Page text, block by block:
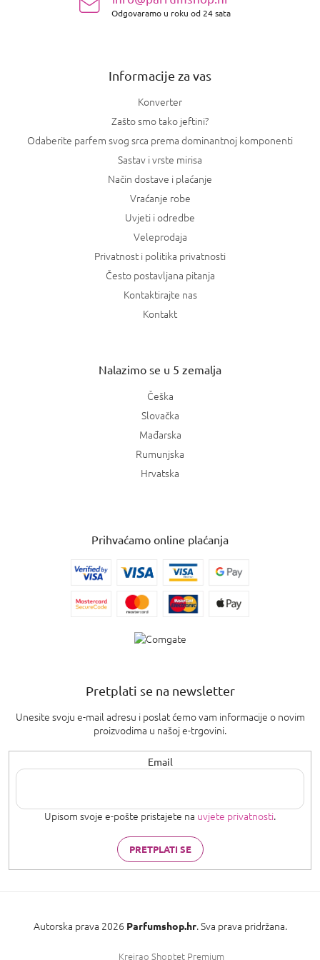
t
Odgovaramo u roku od 24 sata
Informacije za vas
Konverter
Zašto smo tako jeftini?
Odaberite parfem svog srca prema dominantnoj komponenti
Sastav i vrste mirisa
Način dostave i plaćanje
Vraćanje robe
Uvjeti i odredbe
Veleprodaja
Privatnost i politika privatnosti
Često postavljana pitanja
Kontaktirajte nas
Kontakt
Nalazimo se u 5 zemalja
Češka
Slovačka
Mađarska
Rumunjska
Hrvatska
Prihvaćamo online plaćanja
Pretplati se na newsletter
Unesite svoju e-mail adresu i poslat ćemo vam informacije o novim
proizvodima u našoj e-trgovini.
Email
Upisom svoje e-pošte pristajete na uvjete privatnosti.
PRETPLATI SE
Kreirao Shoptet Premium
Autorska prava 2026 Parfumshop.hr. Sva prava pridržana.